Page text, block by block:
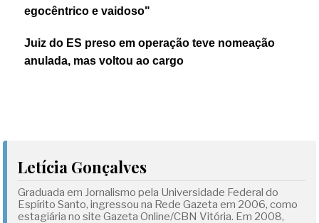
egocêntrico e vaidoso"
Juiz do ES preso em operação teve nomeação
anulada, mas voltou ao cargo
Letícia Gonçalves
Graduada em Jornalismo pela Universidade Federal do
Espírito Santo, ingressou na Rede Gazeta em 2006, como
estagiária no site Gazeta Online/CBN Vitória. Em 2008,